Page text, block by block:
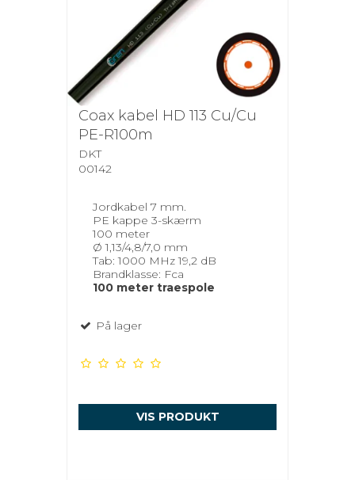
Coax kabel HD 113 Cu/Cu
PE-R100m
DKT
00142
Jordkabel 7 mm.
PE kappe 3-skærm
100 meter
Ø 1,13/4,8/7,0 mm
Tab: 1000 MHz 19,2 dB
Brandklasse: Fca
100 meter traespole
På lager
VIS PRODUKT